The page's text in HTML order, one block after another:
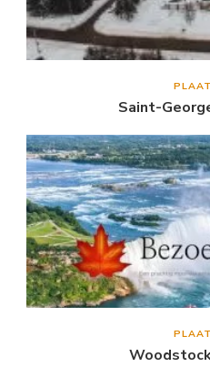
Saint-